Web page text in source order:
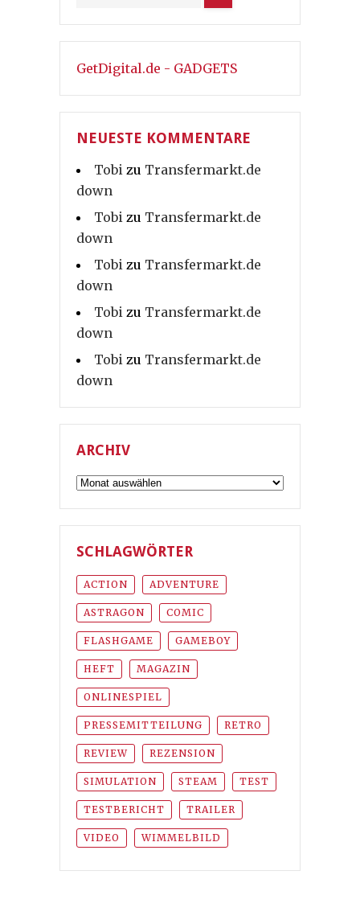
GetDigital.de - GADGETS
NEUESTE KOMMENTARE
Tobi zu Transfermarkt.de
down
Tobi zu Transfermarkt.de
down
Tobi zu Transfermarkt.de
down
Tobi zu Transfermarkt.de
down
Tobi zu Transfermarkt.de
down
ARCHIV
Archiv
SCHLAGWÖRTER
ACTION ADVENTURE
ASTRAGON COMIC
FLASHGAME GAMEBOY
HEFT MAGAZIN
ONLINESPIEL
PRESSEMITTEILUNG RETRO
REVIEW REZENSION
SIMULATION STEAM TEST
TESTBERICHT TRAILER
VIDEO WIMMELBILD